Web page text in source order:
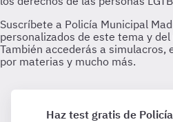
Haz test gratis de